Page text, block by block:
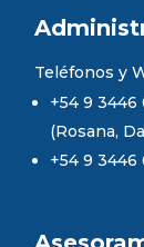
Teléfonos y
+54 9 3446
(Rosana,
+54 9 3446